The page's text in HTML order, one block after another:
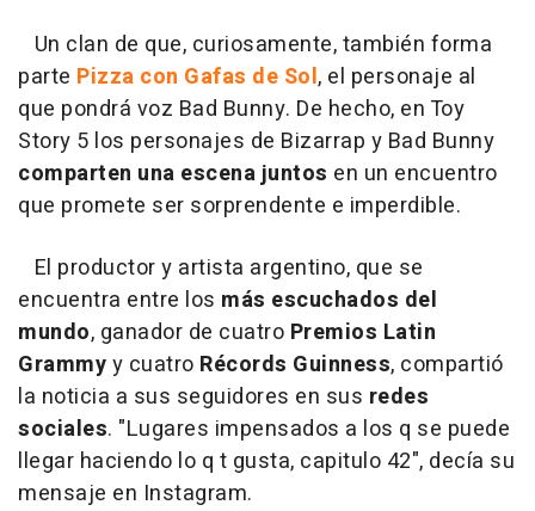
Un clan de que, curiosamente, también forma
parte Pizza con Gafas de Sol, el personaje al
que pondrá voz Bad Bunny. De hecho, en Toy
Story 5 los personajes de Bizarrap y Bad Bunny
comparten una escena juntos en un encuentro
que promete ser sorprendente e imperdible.
El productor y artista argentino, que se
encuentra entre los más escuchados del
mundo, ganador de cuatro Premios Latin
Grammyy cuatro Récords Guinness, compartió
la noticia a sus seguidores en sus redes
sociales. "Lugares impensados a los q se puede
llegar haciendo lo q t gusta, capitulo 42", decía su
mensaje en Instagram.